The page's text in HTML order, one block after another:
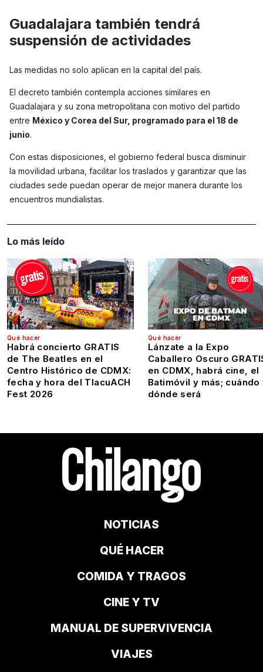
Guadalajara también tendrá
suspensión de actividades
Las medidas no solo aplican en la capital del país.
El decreto también contempla acciones similares en
Guadalajara y su zona metropolitana con motivo del partido
entre México y Corea del Sur, programado para el 18 de
junio.
Con estas disposiciones, el gobierno federal busca disminuir
la movilidad urbana, facilitar los traslados y garantizar que las
ciudades sede puedan operar de mejor manera durante los
encuentros mundialistas.
Lo más leído
Qué hacer
Habrá concierto GRATIS
de The Beatles en el
Centro Histórico de CDMX:
fecha y hora del TlacuACH
Fest 2026
Qué hacer
Lánzate a la Expo
Caballero Oscuro
en CDMX, habrá cine, el
Batimóvil y más; cuándo
dónde será
NOTICIAS
QUÉ HACER
COMIDA Y TRAGOS
CINE Y TV
MANUAL DE SUPERVIVENCIA
VIAJES